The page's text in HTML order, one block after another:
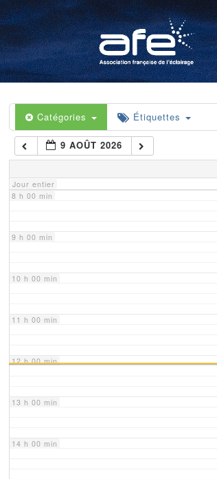
Catégories Étiquettes
9 AOÛT 2026
Jour entier
4 h 00 min
5 h 00 min
6 h 00 min
7 h 00 min
8 h 00 min
9 h 00 min
10 h 00 min
11 h 00 min
12 h 00 min
13 h 00 min
14 h 00 min